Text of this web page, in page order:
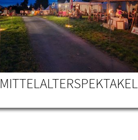
MITTELALTERSPEKTAKEL